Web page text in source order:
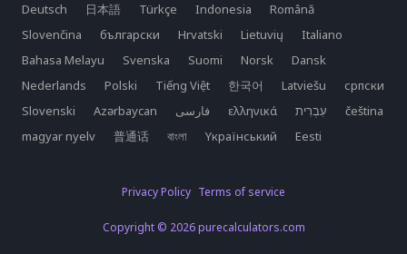
Deutsch
日本語 Türkçe Indonesia
Română
Slovenčina
български Hrvatski Lietuvių
Italiano
Bahasa Melayu
Svenska Suomi Norsk
Dansk
Nederlands
Polski Tiếng Việt 한국어 Latviešu
српски
Slovenski
Azərbaycan فارسی ελληνικά
čeština
magyar nyelv
普通话 বাংলা Yкраїнський Eesti
Privacy Policy Terms of service
Copyright © 2026 purecalculators.com